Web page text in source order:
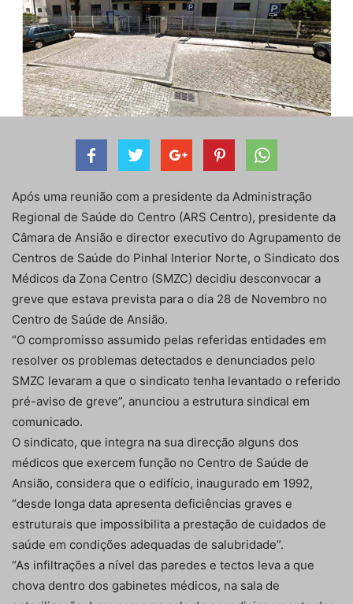
Após uma reunião com a presidente da Administração
Regional de Saúde do Centro (ARS Centro), presidente da
Câmara de Ansião e director executivo do Agrupamento de
Centros de Saúde do Pinhal Interior Norte, o Sindicato dos
Médicos da Zona Centro (SMZC) decidiu desconvocar a
greve que estava prevista para o dia 28 de Novembro no
Centro de Saúde de Ansião.
“O compromisso assumido pelas referidas entidades em
resolver os problemas detectados e denunciados pelo
SMZC levaram a que o sindicato tenha levantado o referido
pré-aviso de greve”, anunciou a estrutura sindical em
comunicado.
O sindicato, que integra na sua direcção alguns dos
médicos que exercem função no Centro de Saúde de
Ansião, considera que o edifício, inaugurado em 1992,
“desde longa data apresenta deficiências graves e
estruturais que impossibilita a prestação de cuidados de
saúde em condições adequadas de salubridade”.
“As infiltrações a nível das paredes e tectos leva a que
chova dentro dos gabinetes médicos, na sala de